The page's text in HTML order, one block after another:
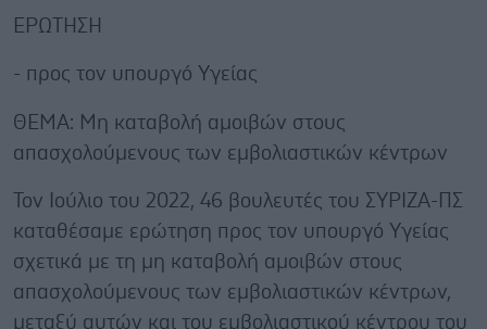
ΕΡΩΤΗΣΗ
- προς τον υπουργό Υγείας
ΘΕΜΑ: Μη καταβολή αμοιβών στους
απασχολούμενους των εμβολιαστικών κέντρων
Τον Ιούλιο του 2022, 46 βουλευτές του ΣΥΡΙΖΑ-ΠΣ
καταθέσαμε ερώτηση προς τον υπουργό Υγείας
σχετικά με τη μη καταβολή αμοιβών στους
απασχολούμενους των εμβολιαστικών κέντρων,
μεταξύ αυτών και του εμβολιαστικού κέντρου του